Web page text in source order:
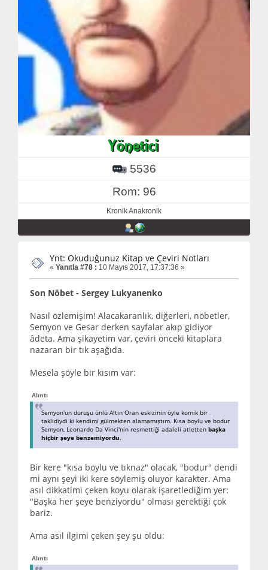
5536
Rom: 96
Kronik Anakronik
Ynt: Okuduğunuz Kitap ve Çeviri Notları
« Yanıtla #78 : 10 Mayıs 2017, 17:37:36 »
Son Nöbet - Sergey Lukyanenko
Nasıl özlemişim! Alacakaranlık, diğerleri, nöbetler,
Semyon ve Gesar derken sayfalar akıp gidiyor
âdeta. Ama şikayetim var, çeviri önceki kitaplara
nazaran bir tık aşağıda.
Mesela şöyle bir kısım var:
Alıntı
Semyon'un duruşu ünlü Altın Oran eskizinin öyle komik bir
taklidiydi ki kendimi gülmekten alamamıştım. Kısa boylu ve bodur
Semyon, Leonardo Da Vinci'nin resmettiği adaleli atletten başka
hiçbir şeye benzemiyordu.
Bir kere "kısa boylu ve tıknaz" olacak, "bodur" dendi
mi aynı şeyi iki kere söylemiş oluyor karakter. Ama
asıl dikkatimi çeken koyu olarak işaretlediğim yer:
"Başka her şeye benziyordu" olması gerektiği çok
bariz.
Ama asıl ilgimi çeken şey şu oldu:
Alıntı